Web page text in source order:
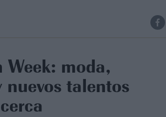
Week: moda,
talentos